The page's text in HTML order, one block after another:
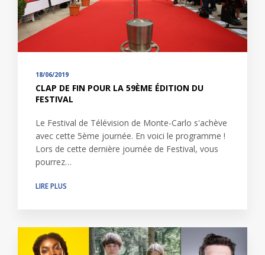
18/06/2019
CLAP DE FIN POUR LA 59ÈME ÉDITION DU
FESTIVAL
Le Festival de Télévision de Monte-Carlo s'achève
avec cette 5ème journée. En voici le programme !
Lors de cette dernière journée de Festival, vous
pourrez…
LIRE PLUS